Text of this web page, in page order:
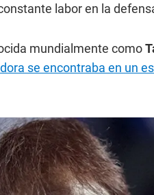
labor en la
mundialmente como
se encontraba en un